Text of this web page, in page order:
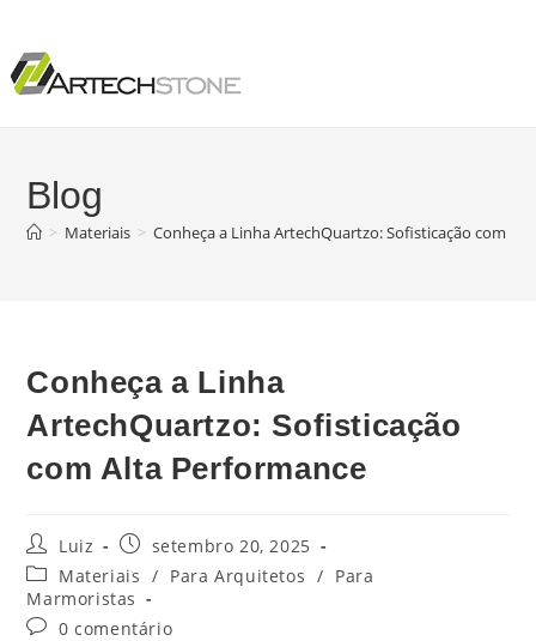
Blog
> Materiais > Conheça a Linha ArtechQuartzo: Sofisticação com
Conheça a Linha
ArtechQuartzo: Sofisticação
com Alta Performance
Luiz
setembro 20, 2025
Materiais / Para Arquitetos / Para
Marmoristas
0 comentário